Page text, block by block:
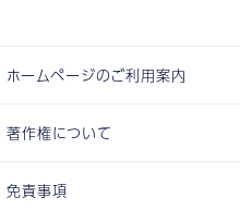
ホームページのご利用案内
著作権について
免責事項